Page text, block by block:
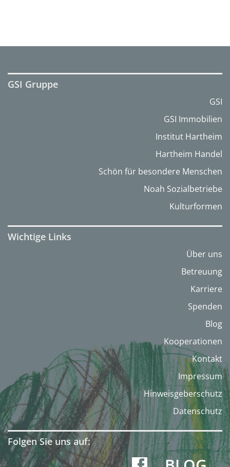
GSI Gruppe
GSI
GSI Immobilien
Institut Hartheim
Hartheim Handel
Schön für besondere Menschen
Noah Sozialbetriebe
Kulturformen
Wichtige Links
Über uns
Betreuung
Karriere
Spenden
Blog
Kooperationen
Kontakt
Impressum
Hinweisgeberschutz
Datenschutz
Folgen Sie uns auf: